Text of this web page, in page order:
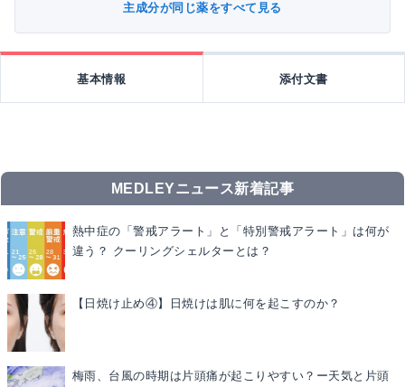
主成分が同じ薬をすべて見る
基本情報 添付文書
MEDLEYニュース新着記事
熱中症の「警戒アラート」と「特別警戒アラート」は何が
違う？ クーリングシェルターとは？
【日焼け止め④】日焼けは肌に何を起こすのか？
梅雨、台風の時期は片頭痛が起こりやすい？ー天気と片頭